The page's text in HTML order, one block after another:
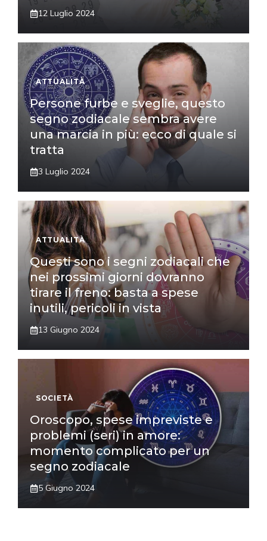
12 Luglio 2024
ATTUALITÀ
Persone furbe e sveglie, questo
segno zodiacale sembra avere
una marcia in più: ecco di quale si
tratta
3 Luglio 2024
ATTUALITÀ
Questi sono i segni zodiacali che
nei prossimi giorni dovranno
tirare il freno: basta a spese
inutili, pericoli in vista
13 Giugno 2024
SOCIETÀ
Oroscopo, spese impreviste e
problemi (seri) in amore:
momento complicato per un
segno zodiacale
5 Giugno 2024